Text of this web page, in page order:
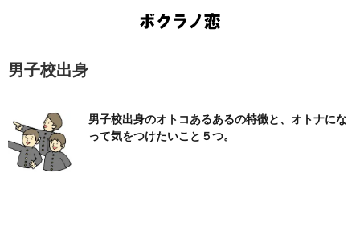
男子校出身
男子校出身のオトコあるあるの特徴と、オトナにな
って気をつけたいこと５つ。